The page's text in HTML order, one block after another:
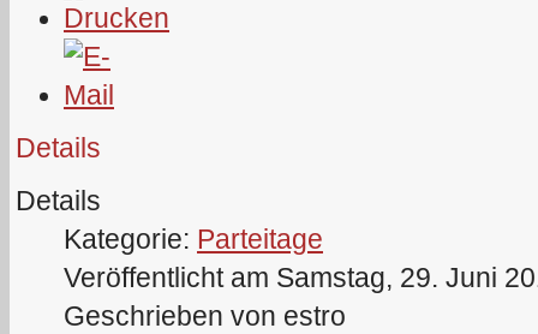
Details
Details
Kategorie: Parteitage
Veröffentlicht am Samstag, 29. Juni
Geschrieben von estro